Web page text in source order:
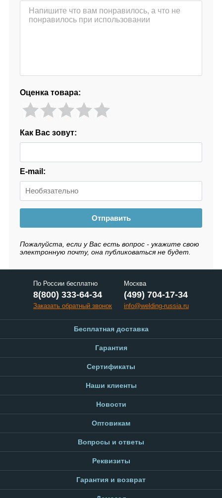
Оценка товара:
Как Вас зовут:
E-mail:
Отправить
Пожалуйста, если у Вас есть вопрос - укажите свою
электронную почту, она публиковаться не будет.
По России бесплатно
8(800) 333-64-34
Заказать обратный звонок
Москва
(499) 704-17-34
info@welding-russia.ru
Бесплатная доставка
Гарантия
Сертификаты
Наши клиенты
Новости
Оптовикам
Вопросы и ответы
Реквизиты
Гарантия и возврат